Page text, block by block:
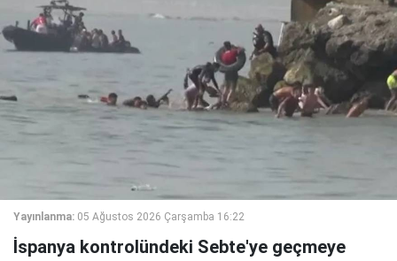
Yayınlanma: 05 Ağustos 2026 Çarşamba 16:22
İspanya kontrolündeki Sebte'ye geçmeye